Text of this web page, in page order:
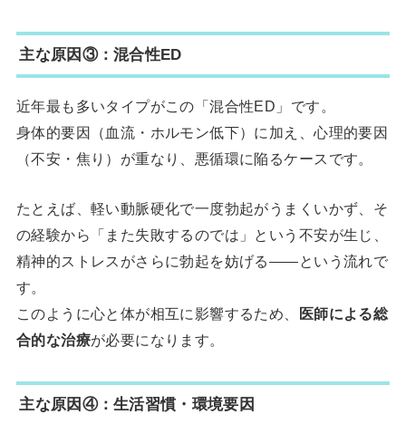
主な原因③：混合性ED
近年最も多いタイプがこの「混合性ED」です。
身体的要因（血流・ホルモン低下）に加え、心理的要因
（不安・焦り）が重なり、悪循環に陥るケースです。
たとえば、軽い動脈硬化で一度勃起がうまくいかず、そ
の経験から「また失敗するのでは」という不安が生じ、
精神的ストレスがさらに勃起を妨げる――という流れで
す。
このように心と体が相互に影響するため、
医師による総
合的な治療が必要になります。
主な原因④：生活習慣・環境要因